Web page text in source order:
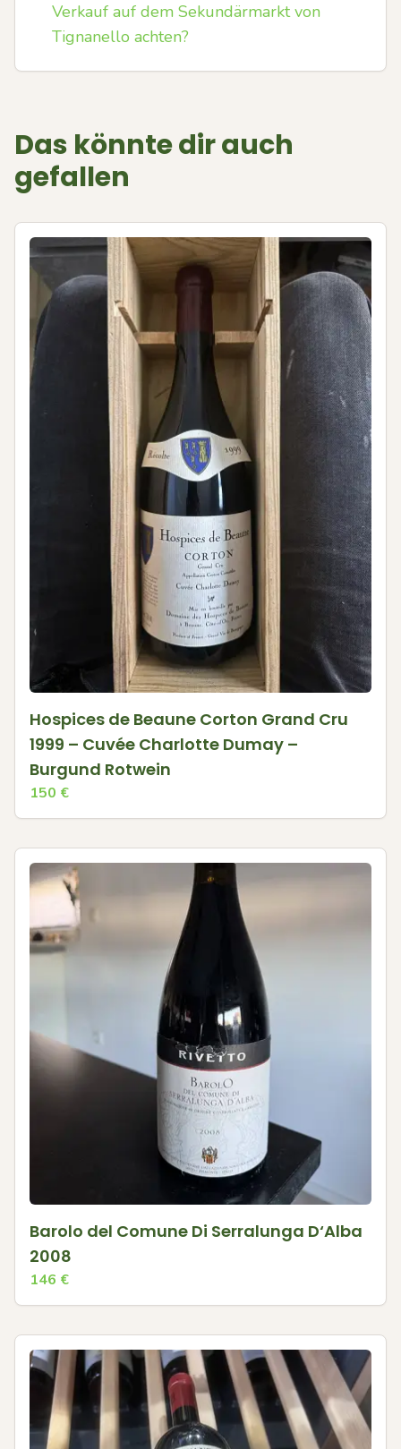
Verkauf auf dem Sekundärmarkt von
Tignanello achten?
Das könnte dir auch
gefallen
Hospices de Beaune Corton Grand Cru
1999 – Cuvée Charlotte Dumay –
Burgund Rotwein
150 €
Barolo del Comune Di Serralunga D‘Alba
2008
146 €